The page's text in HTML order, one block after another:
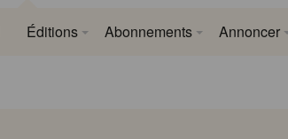
Éditions Abonnements Annoncer